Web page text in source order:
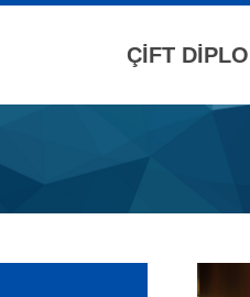
ÇİFT